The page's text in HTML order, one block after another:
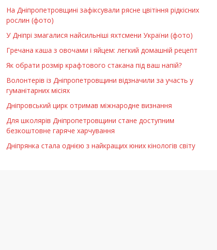
На Дніпропетровщині зафіксували рясне цвітіння рідкісних
рослин (фото)
У Дніпрі змагалися найсильніші яхтсмени України (фото)
Гречана каша з овочами і яйцем: легкий домашній рецепт
Як обрати розмір крафтового стакана під ваш напій?
Волонтерів із Дніпропетровщини відзначили за участь у
гуманітарних місіях
Дніпровський цирк отримав міжнародне визнання
Для школярів Дніпропетровщини стане доступним
безкоштовне гаряче харчування
Дніпрянка стала однією з найкращих юних кінологів світу